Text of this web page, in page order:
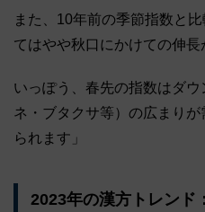
また、10年前の季節指数と
てはやや秋口にかけての伸長
いっぽう、春先の指数はダ
ネ・ブタクサ等）の広まり
られます」
2023年の漢方トレンド